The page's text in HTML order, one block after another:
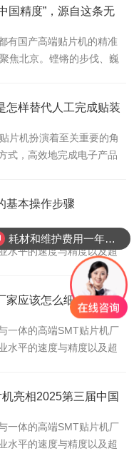
国精度”，源自这条无
有国产高端贴片机的精准
焦北京。铿锵的步伐、巍
怎样替代人工完成贴装
片机扮演着至关重要的角
式，高效地完成电子产品
基本操作步骤
一体的高端SMT贴片机厂
水平的速度与精度以及超
全自动高精高速贴片
机、模组型贴片机、LED
家应该怎么细分市场
一体的高端SMT贴片机厂
水平的速度与精度以及超
亮相2025第三届中国
一体的高端SMT贴片机厂
水平的速度与精度以及超
耗材和维护费用一年需要多少？